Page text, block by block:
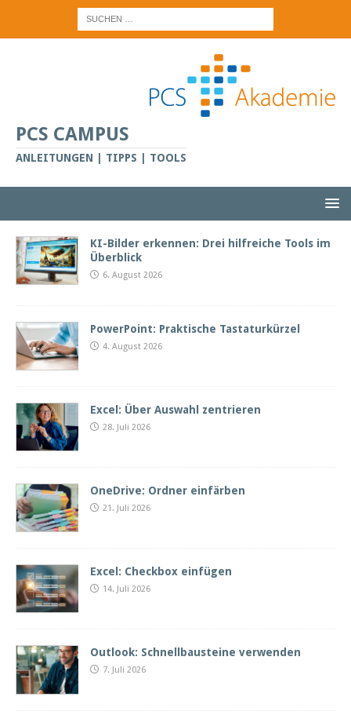
PCS CAMPUS
ANLEITUNGEN | TIPPS | TOOLS
KI-Bilder erkennen: Drei hilfreiche Tools im
Überblick
6. August 2026
PowerPoint: Praktische Tastaturkürzel
4. August 2026
Excel: Über Auswahl zentrieren
28. Juli 2026
OneDrive: Ordner einfärben
21. Juli 2026
Excel: Checkbox einfügen
14. Juli 2026
Outlook: Schnellbausteine verwenden
7. Juli 2026